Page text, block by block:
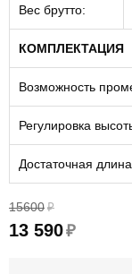
Вес брутто:
КОМПЛЕКТАЦИЯ
Возможность
Регулировка
Достаточная
15600 ₽
13 590₽